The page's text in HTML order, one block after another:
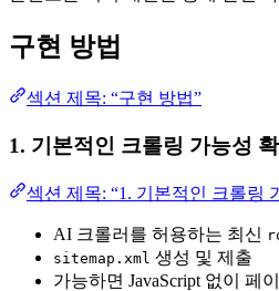
구현 방법
섹션 제목: “구현 방법”
1. 기본적인 크롤링 가능성
섹션 제목: “1. 기본적인 크롤링
AI 크롤러를 허용하는 최신
sitemap.xml 생성 및 제출
가능하면 JavaScript 없이 페